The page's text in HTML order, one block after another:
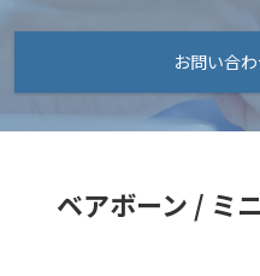
お問い合
ベアボーン / ミ